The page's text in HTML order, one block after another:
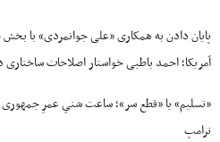
پایان دادن به همکاری «علی جوانمردی» با
آمریکا؛ احمد باطبی خواستار اصلاحات ساختاری
«تسلیم» یا «قطع سر»؛ ساعت شنیِ عمرِ جمهوری
ترامپ